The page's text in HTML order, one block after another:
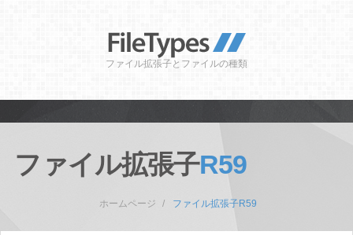
ファイル拡張子とファイルの種類
ファイル拡張子R59
ホームページ ファイル拡張子R59